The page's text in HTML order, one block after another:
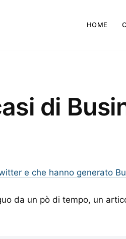
HOME
di
da un pò di tempo, un